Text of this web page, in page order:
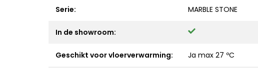
Serie: MARBLE STONE
In de showroom:
Geschikt voor vloerverwarming: Ja max 27 ºC